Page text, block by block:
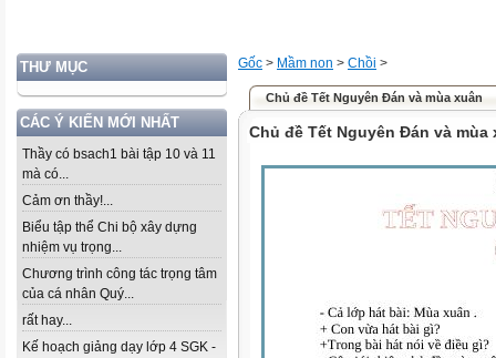
THƯ MỤC
CÁC Ý KIẾN MỚI NHẤT
Thầy có bsach1 bài tập 10 và 11
mà có...
Cảm ơn thầy!...
Biểu tập thể Chi bộ xây dựng
nhiệm vụ trọng...
Chương trình công tác trọng tâm
của cá nhân Quý...
rất hay...
Kế hoạch giảng dạy lớp 4 SGK -
Gốc > Mầm non > Chồi >
Chủ đề Tết Nguyên Đán và mùa xuân
Chủ đề Tết Nguyên Đán và mùa